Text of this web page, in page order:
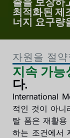
최적화된 제
너지 요구량
자원을 절
지속 가능
다.
International
적인 것이 아니
탈 폼은 재활
하는 조건에서